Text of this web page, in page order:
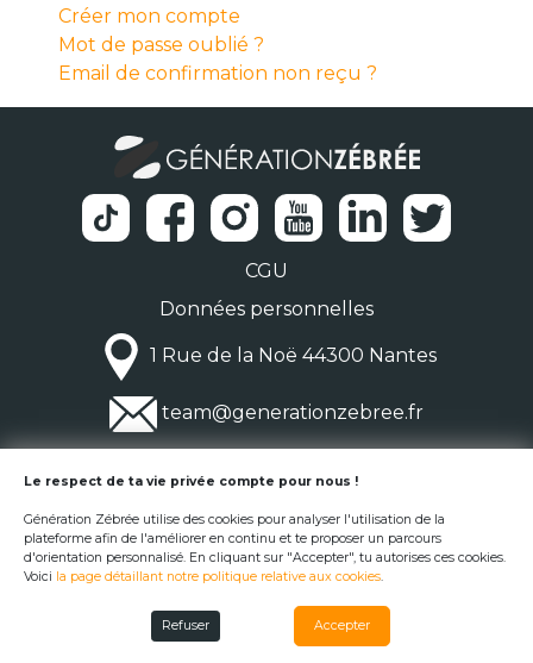
Créer mon compte
Mot de passe oublié ?
Email de confirmation non reçu ?
CGU
Données personnelles
1 Rue de la Noë 44300 Nantes
team@generationzebree.fr
© Génération Zébrée 2026
Le respect de ta vie privée compte pour nous !
Génération Zébrée utilise des cookies pour analyser l'utilisation de la
plateforme afin de l'améliorer en continu et te proposer un parcours
d'orientation personnalisé. En cliquant sur "Accepter", tu autorises ces cookies.
Voici la page détaillant notre politique relative aux cookies.
Refuser Accepter